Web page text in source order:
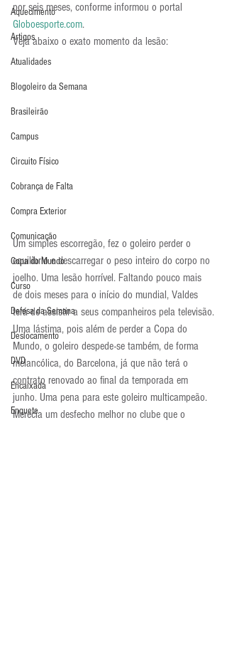
Aquecimento
Artigos
Atualidades
Blogoleiro da Semana
Brasileirão
Campus
Circuito Físico
Cobrança de Falta
Compra Exterior
Comunicação
Copa do Mundo
Curso
Defesa da Semana
Deslocamento
DVD
Encaixada
Enquete
por seis meses, conforme informou o portal
Globoesporte.com.
Veja abaixo o exato momento da lesão:
Um simples escorregão, fez o goleiro perder o
equilíbrio e descarregar o peso inteiro do corpo no
joelho. Uma lesão horrível. Faltando pouco mais
de dois meses para o início do mundial, Valdes
terá de assistir a seus companheiros pela televisão.
Uma lástima, pois além de perder a Copa do
Mundo, o goleiro despede-se também, de forma
melancólica, do Barcelona, já que não terá o
contrato renovado ao final da temporada em
junho. Uma pena para este goleiro multicampeão.
Merecia um desfecho melhor no clube que o